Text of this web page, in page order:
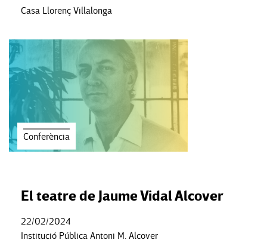
Casa Llorenç Villalonga
Conferència
El teatre de Jaume Vidal Alcover
22/02/2024
Institució Pública Antoni M. Alcover